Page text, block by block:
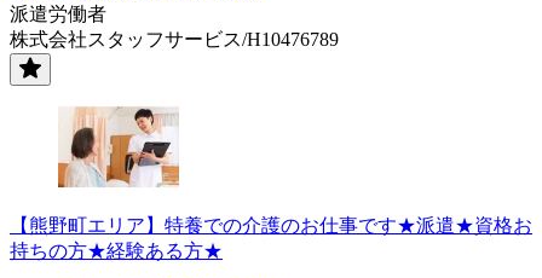
派遣労働者
株式会社スタッフサービス/H10476789
【熊野町エリア】特養での介護のお仕事です★派遣★資格お
持ちの方★経験ある方★